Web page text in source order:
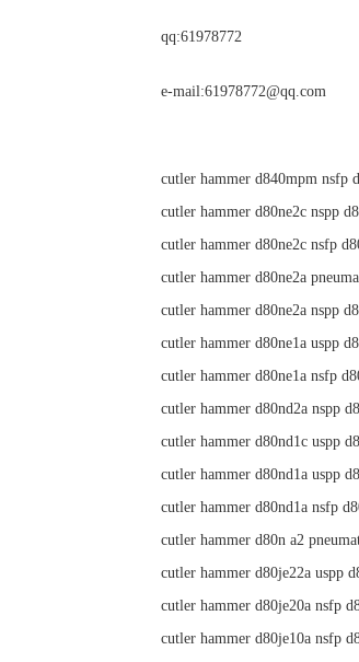
qq:61978772
e-mail:61978772@qq.com
cutler hammer d840mpm nsfp
cutler hammer d80ne2c nspp
cutler hammer d80ne2c nsfp
cutler hammer d80ne2a
cutler hammer d80ne2a nspp
cutler hammer d80ne1a uspp
cutler hammer d80ne1a nsfp
cutler hammer d80nd2a nspp
cutler hammer d80nd1c uspp
cutler hammer d80nd1a uspp
cutler hammer d80nd1a nsfp
cutler hammer d80n a2
cutler hammer d80je22a uspp
cutler hammer d80je20a nsfp
cutler hammer d80je10a nsfp